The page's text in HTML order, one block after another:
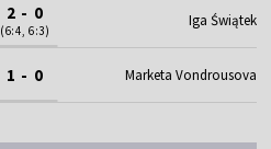
2 - 0
(6:4, 6:3)
Iga Świątek
1 - 0 Marketa Vondrousova